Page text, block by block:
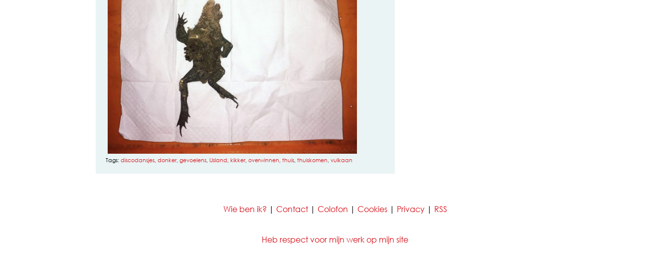
Tags:discodansjes, donker, gevoelens, IJsland, kikker, overwinnen, thuis, thuiskomen, vulkaan
Wie ben ik? | Contact| Colofon | Cookies| Privacy| RSS
Heb respect voor mijn werk op mijn site